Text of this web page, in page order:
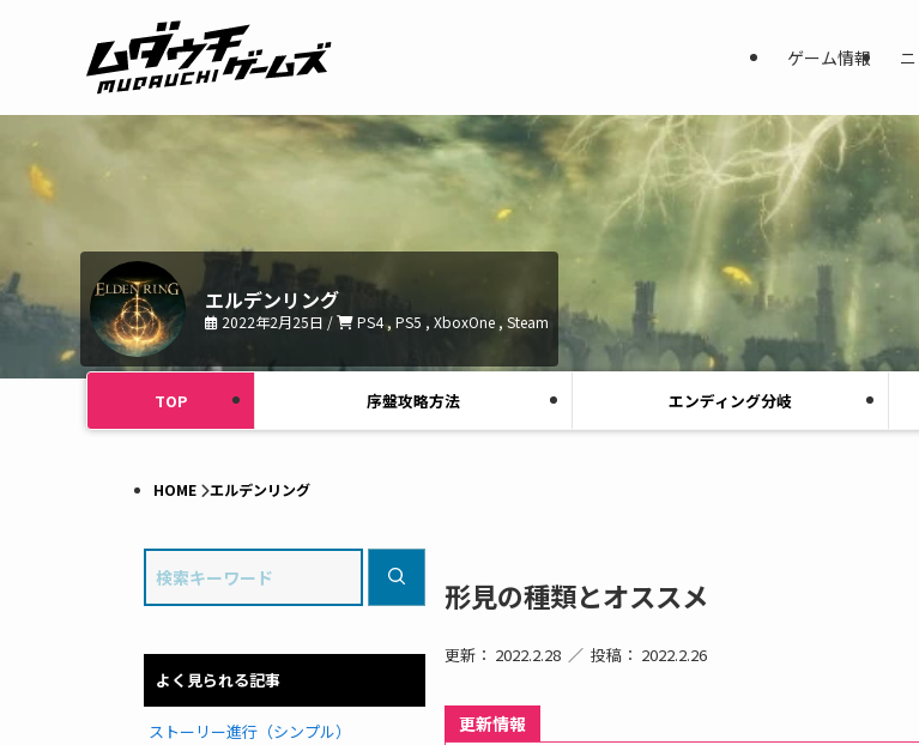
ゲーム情報
エルデンリング
2022年2月25日 / PS4 , PS5 , XboxOne , Steam
TOP 序盤攻略方法 エンディング分岐
HOME エルデンリング
形見の種類とオススメ
更新： 2022.2.28 投稿： 2022.2.26
更新情報
よく見られる記事
ストーリー進行（シンプル）